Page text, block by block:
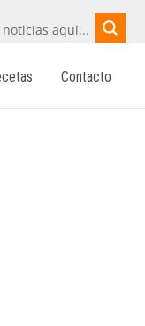
Contacto